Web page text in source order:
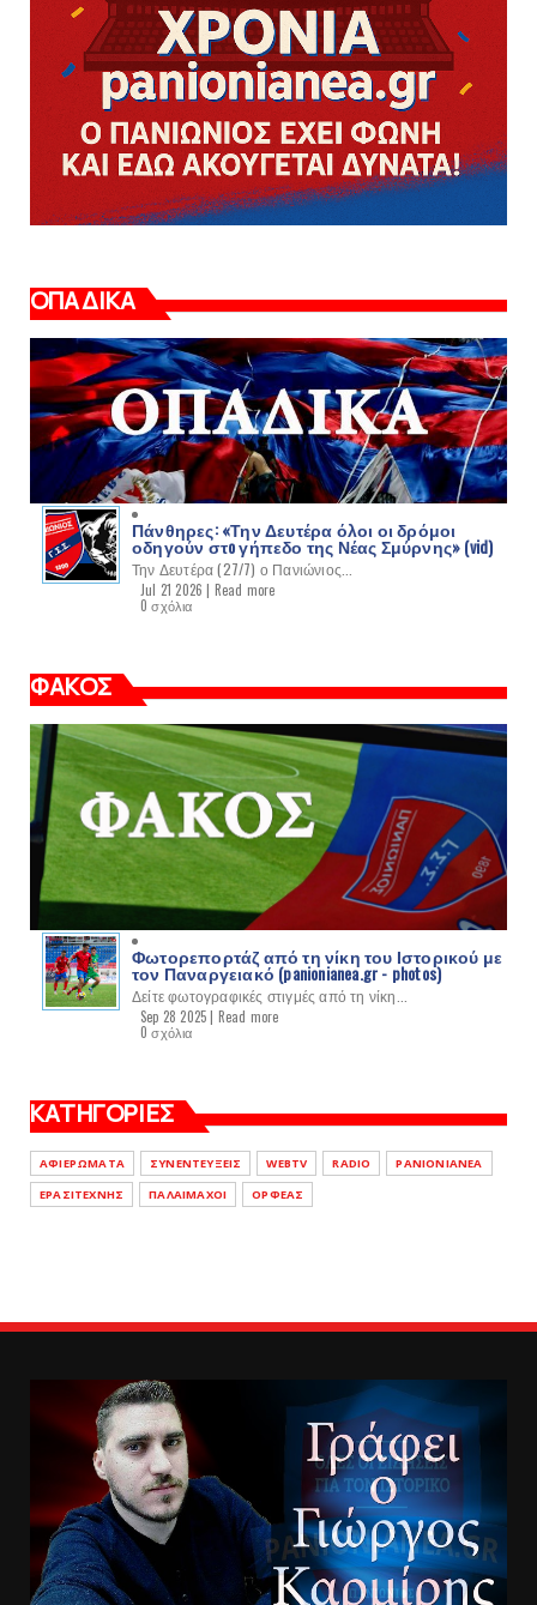
ΟΠΑΔΙΚΑ
Πάνθηρες: «Την Δευτέρα όλοι οι δρόμοι
οδηγούν στo γήπεδο της Νέας Σμύρνης» (vid)
Την Δευτέρα (27/7) ο Πανιώνιος...
Jul 21 2026 | Read more
0 σχόλια
ΦΑΚΟΣ
Φωτορεπορτάζ από τη νίκη του Ιστορικού με
τον Παναργειακό (panionianea.gr - photos)
Δείτε φωτογραφικές στιγμές από τη νίκη...
Sep 28 2025 | Read more
0 σχόλια
ΚΑΤΗΓΟΡΙΕΣ
ΑΦΙΕΡΩΜΑΤΑ ΣΥΝΕΝΤΕΥΞΕΙΣ WEBTV RADIO
PANIONIANEA
ΕΡΑΣΙΤΕΧΝΗΣ
ΠΑΛΑΙΜΑΧΟΙ ΟΡΦΕΑΣ